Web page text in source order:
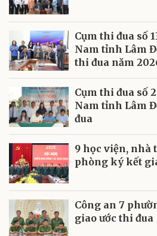
Cụm thi đua số
Nam tỉnh Lâm
thi đua năm
Cụm thi đua số
Nam tỉnh Lâm
đua
9 học viện, nhà
phòng ký kết
Công an 7
giao ước thi đua